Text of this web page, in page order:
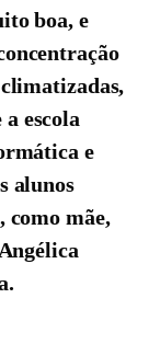
boa, e
climatizadas,
escola
e
alunos
como mãe,